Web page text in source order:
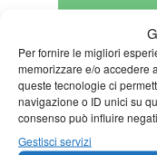
Per fornire le migliori
memorizzare e/o accedere
queste tecnologie ci
navigazione o ID unici su
consenso può influire
Gestisci servizi